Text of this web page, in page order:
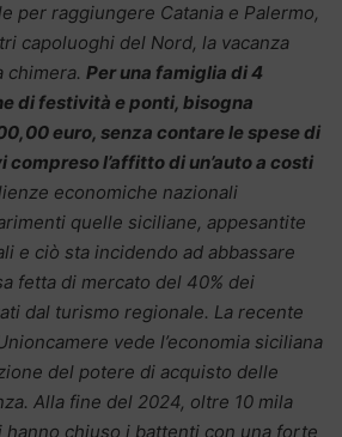
per raggiungere Catania e Palermo,
capoluoghi del Nord, la vacanza
chimera. Per una famiglia di 4
di festività e ponti, bisogna
euro, senza contare le spese di
l’affitto di un’auto a costi
economiche nazionali
quelle siciliane, appesantite
e ciò sta incidendo ad abbassare
fetta di mercato del 40% dei
dal turismo regionale. La recente
vede l’economia siciliana
del potere di acquisto delle
Alla fine del 2024, oltre 10 mila
chiuso i battenti con una forte